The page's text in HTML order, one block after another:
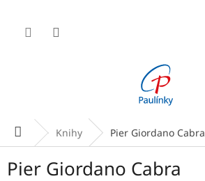
obsah
Domů Knihy Pier Giordano Cabra
Pier Giordano Cabra